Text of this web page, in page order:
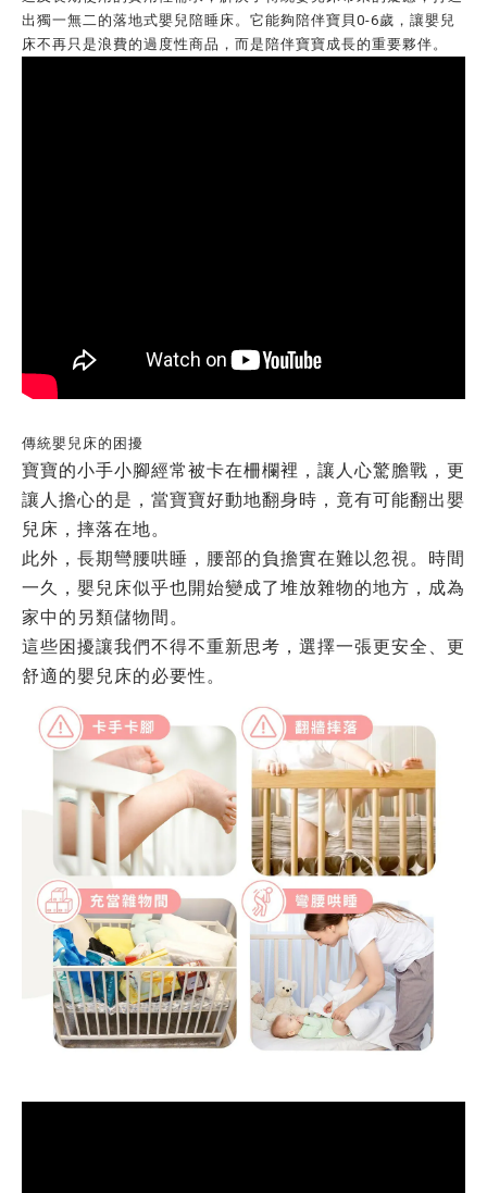
出獨一無二的落地式嬰兒陪睡床。它能夠陪伴寶貝0-6歲，讓嬰兒
床不再只是浪費的過度性商品，而是陪伴寶寶成長的重要夥伴。
傳統嬰兒床的困擾
寶寶的小手小腳經常被卡在柵欄裡，讓人心驚膽戰，更
讓人擔心的是，當寶寶好動地翻身時，竟有可能翻出嬰
兒床，摔落在地。
此外，長期彎腰哄睡，腰部的負擔實在難以忽視。 時間
一久，嬰兒床似乎也開始變成了堆放雜物的地方，成為
家中的另類儲物間。
這些困擾讓我們不得不重新思考，選擇一張更安全、更
舒適的嬰兒床的必要性。